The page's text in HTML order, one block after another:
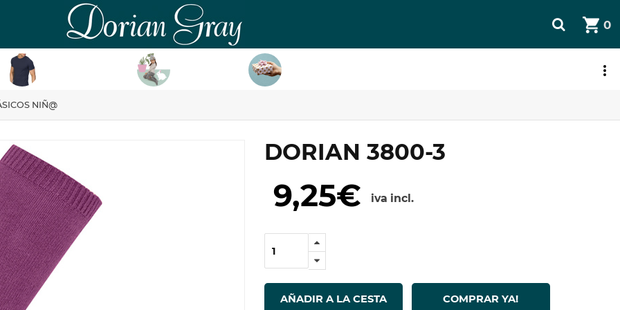
DorianGray
0
NIÑ@
DORIAN 3800-3
9,25€ iva incl.
AÑADIR A LA CESTA COMPRAR YA!